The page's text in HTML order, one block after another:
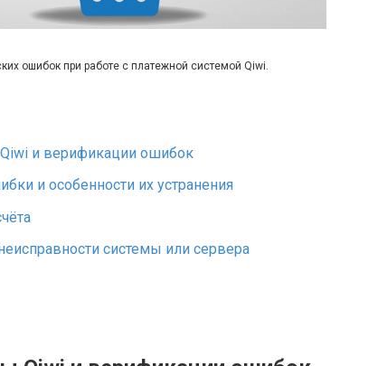
ошибок при работе с платежной системой Qiwi.
и верификации ошибок
и особенности их устранения
системы или сервера